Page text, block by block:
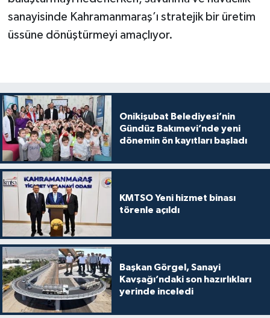
sanayisinde Kahramanmaraş’ı stratejik bir üretim
üssüne dönüştürmeyi amaçlıyor.
Onikişubat Belediyesi’nin
Gündüz Bakımevi’nde yeni
dönemin ön kayıtları başladı
KMTSO Yeni hizmet binası
törenle açıldı
Başkan Görgel, Sanayi
Kavşağı’ndaki son hazırlıkları
yerinde inceledi